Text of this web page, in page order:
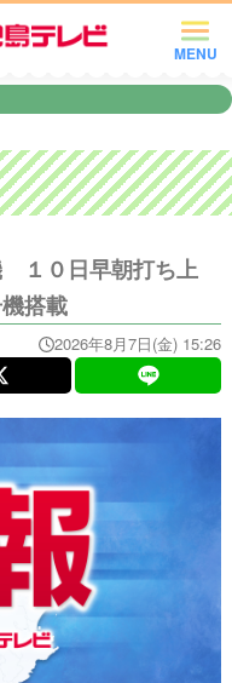
MENU
１０日早朝打ち上
搭載
2026年8月7日(金) 15:26